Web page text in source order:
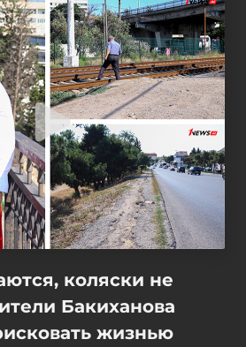
коляски не
Бакиханова
жизнью